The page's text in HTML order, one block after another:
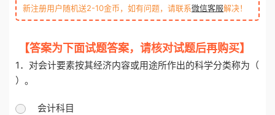
新注册用户随机送2-10金币，如有问题，请联系微信客服解决！
【答案为下面试题答案，请核对试题后再购买】
1．对会计要素按其经济内容或用途所作出的科学分类称为（
）。
会计科目